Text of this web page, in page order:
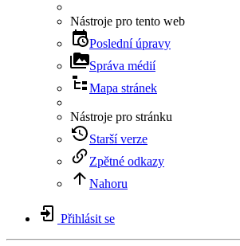
Nástroje pro tento web
Poslední úpravy
Správa médií
Mapa stránek
Nástroje pro stránku
Starší verze
Zpětné odkazy
Nahoru
Přihlásit se